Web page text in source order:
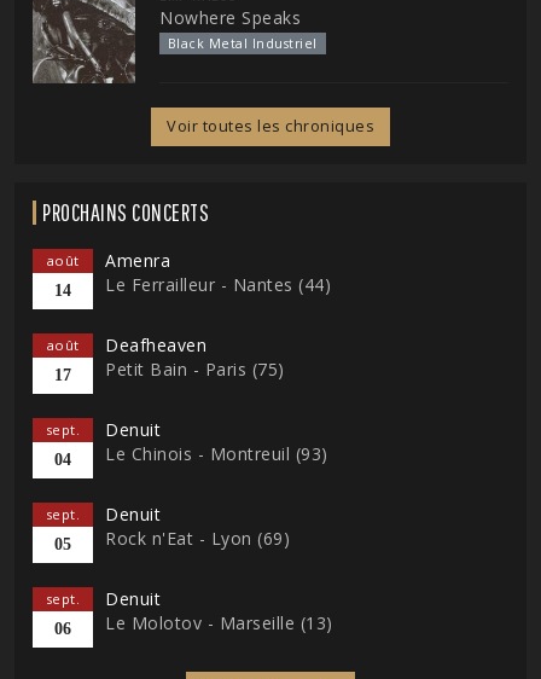
Nowhere Speaks
Black Metal Industriel
Voir toutes les chroniques
PROCHAINS CONCERTS
août
14
Amenra
Le Ferrailleur - Nantes (44)
août
17
Deafheaven
Petit Bain - Paris (75)
sept.
04
Denuit
Le Chinois - Montreuil (93)
sept.
05
Denuit
Rock n'Eat - Lyon (69)
sept.
06
Denuit
Le Molotov - Marseille (13)